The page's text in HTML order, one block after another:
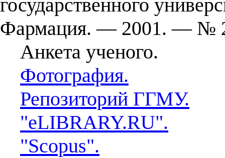
государственного
Фармация. — 2001. — №
Анкета ученого.
Фотография.
Репозиторий ГГМУ.
"eLIBRARY.RU".
"Scopus".